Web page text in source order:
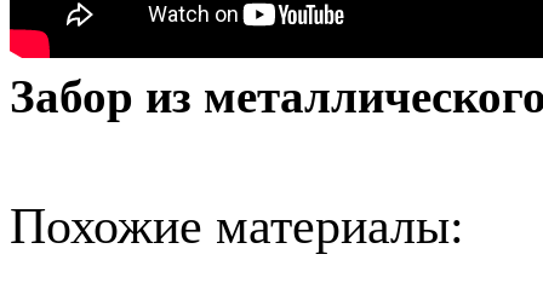
Забор из
Похожие материалы: